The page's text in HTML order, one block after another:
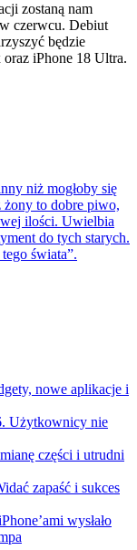
zostaną nam
czerwcu. Debiut
będzie
iPhone 18 Ultra.
niż mogłoby się
żony to dobre piwo,
ilości. Uwielbia
do tych starych.
świata”.
nowe aplikacje i
Użytkownicy nie
części i utrudni
zapaść i sukces
wysłało